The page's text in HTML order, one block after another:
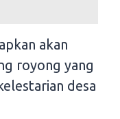
akan
royong yang
desa